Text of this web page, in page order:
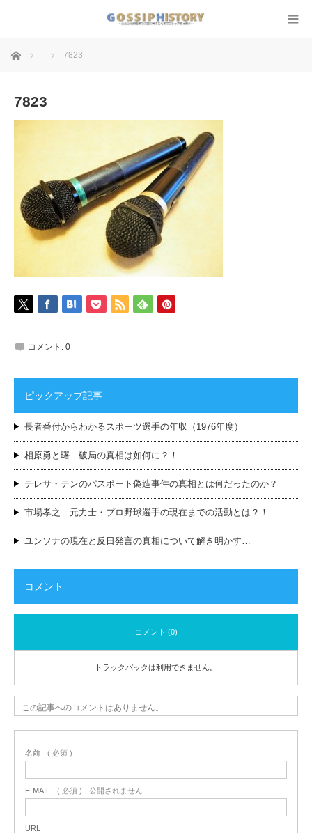
ホーム 7823
7823
コメント: 0
ピックアップ記事
長者番付からわかるスポーツ選手の年収（1976年度）
相原勇と曙…破局の真相は如何に？！
テレサ・テンのパスポート偽造事件の真相とは何だったのか？
市場孝之…元力士・プロ野球選手の現在までの活動とは？！
ユンソナの現在と反日発言の真相について解き明かす…
コメント
コメント (0)
トラックバックは利用できません。
この記事へのコメントはありません。
名前 ( 必須 )
E-MAIL ( 必須 ) - 公開されません -
URL